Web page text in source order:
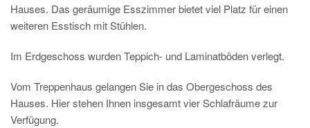
Hauses. Das geräumige Esszimmer bietet viel Platz für einen
weiteren Esstisch mit Stühlen.
Im Erdgeschoss wurden Teppich- und Laminatböden verlegt.
Vom Treppenhaus gelangen Sie in das Obergeschoss des
Hauses. Hier stehen Ihnen insgesamt vier Schlafräume zur
Verfügung.